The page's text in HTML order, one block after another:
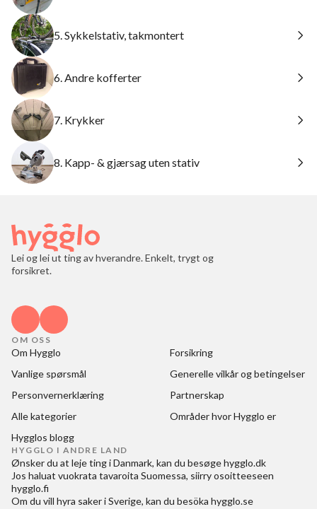
5. Sykkelstativ, takmontert
6. Andre kofferter
7. Krykker
8. Kapp- & gjærsag uten stativ
Lei og lei ut ting av hverandre. Enkelt, trygt og
forsikret.
OM OSS
Om Hygglo
Forsikring
Vanlige spørsmål
Generelle vilkår og betingelser
Personvernerklæring
Partnerskap
Alle kategorier
Områder hvor Hygglo er
Hygglos blogg
HYGGLO I ANDRE LAND
Ønsker du at leje ting i Danmark, kan du besøgehygglo.dk
Jos haluat vuokrata tavaroita Suomessa, siirry osoitteeseen
hygglo.fi
Om du vill hyra saker i Sverige, kan du besöka hygglo.se